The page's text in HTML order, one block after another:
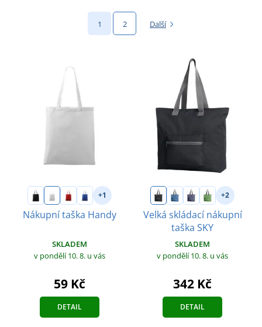
1 2 Další
+1
Nákupní taška Handy
SKLADEM
v pondělí 10. 8. u vás
59 Kč
DETAIL
+2
Velká skládací nákupní
taška SKY
SKLADEM
v pondělí 10. 8. u vás
342 Kč
DETAIL